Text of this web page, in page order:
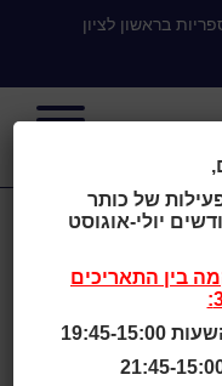
בראשון לציון
של כותר
יולי-אוגוסט
בין התאריכים
15:00